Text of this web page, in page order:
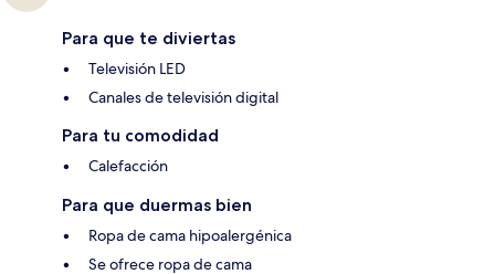
Para que te diviertas
Televisión LED
Canales de televisión digital
Para tu comodidad
Calefacción
Para que duermas bien
Ropa de cama hipoalergénica
Se ofrece ropa de cama